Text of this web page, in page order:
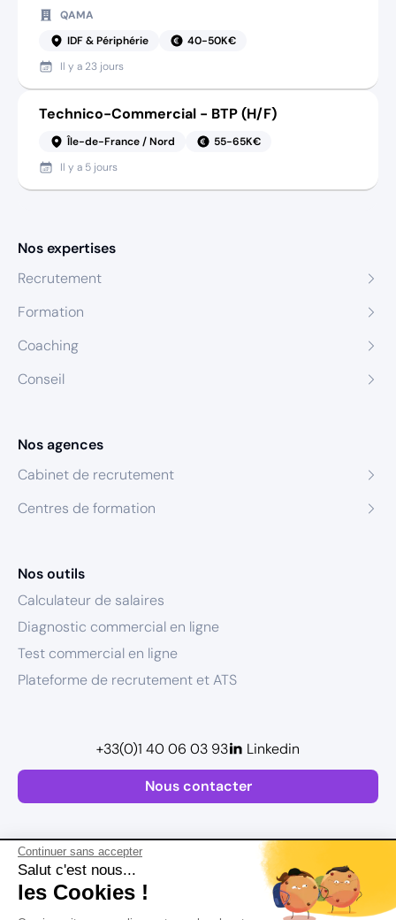
Continuer sans accepter
Salut c'est nous...
les Cookies !
QAMA
IDF & Périphérie
40-50K€
Il y a 23 jours
Technico-Commercial - BTP (H/F)
Île-de-France / Nord
55-65K€
Il y a 5 jours
Nos expertises
Recrutement
Formation
Coaching
Conseil
Nos agences
Cabinet de recrutement
Centres de formation
Nos outils
Calculateur de salaires
Diagnostic commercial en ligne
Test commercial en ligne
Plateforme de recrutement et ATS
Nous contacter
+33(0)1 40 06 03 93 Linkedin